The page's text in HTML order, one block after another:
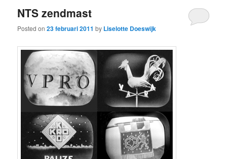
NTS zendmast
Posted on23 februari 2011 by Liselotte Doeswijk